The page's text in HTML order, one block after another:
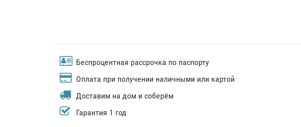
Беспроцентная рассрочка по паспорту
Оплата при получении наличными или картой
Доставим на дом и соберём
Гарантия 1 год